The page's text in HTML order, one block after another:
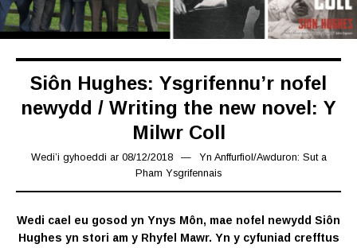
Siôn Hughes: Ysgrifennu’r nofel
newydd / Writing the new novel: Y
Milwr Coll
Wedi’i gyhoeddi ar 08/12/201815/03/2019
Yn Anffurfiol /Awduron: Sut a
Pham Ysgrifennais
Wedi cael eu gosod yn Ynys Môn, mae nofel newydd Siôn
Hughes yn stori am y Rhyfel Mawr. Yn y cyfuniad crefftus